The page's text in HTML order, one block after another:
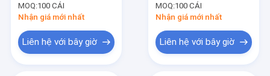
MOQ:100 CÁI
Nhận giá mới nhất
Liên hệ với bây giờ
MOQ:100 CÁI
Nhận giá mới nhất
Liên hệ với bây giờ